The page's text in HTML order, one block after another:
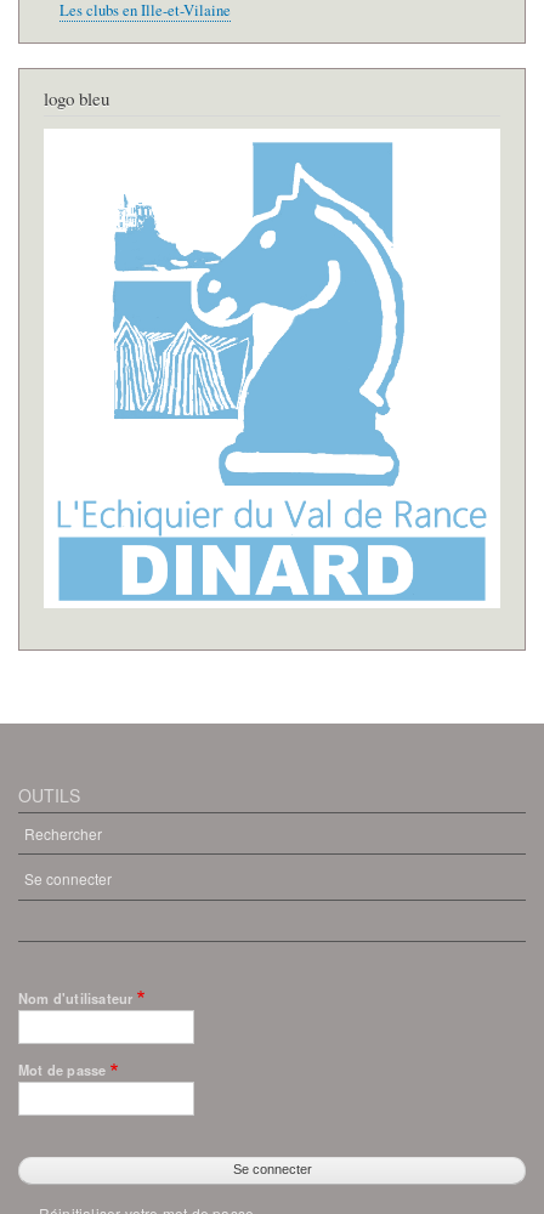
Les clubs en Ille-et-Vilaine
logo bleu
OUTILS
Rechercher
MENU
COMPTE
L'UTILISATEUR
Se connecter
Nom d'utilisateur
Mot de passe